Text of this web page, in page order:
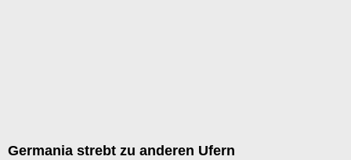
Germania strebt zu anderen Ufern